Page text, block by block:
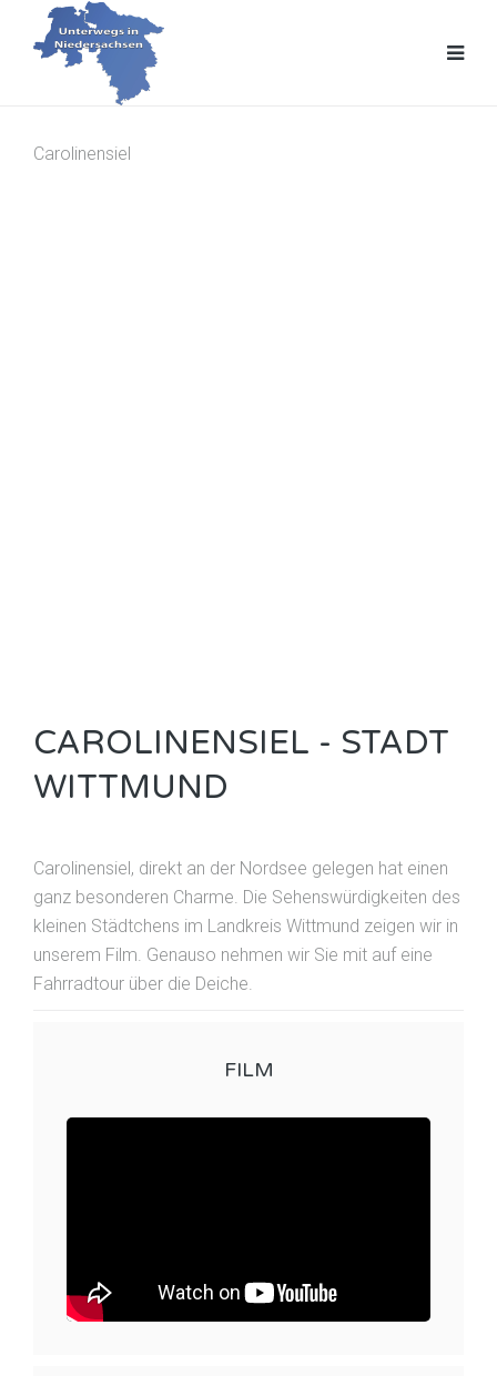
Carolinensiel
CAROLINENSIEL - STADT
WITTMUND
Carolinensiel, direkt an der Nordsee gelegen hat einen
ganz besonderen Charme. Die Sehenswürdigkeiten des
kleinen Städtchens im Landkreis Wittmund zeigen wir in
unserem Film. Genauso nehmen wir Sie mit auf eine
Fahrradtour über die Deiche.
FILM